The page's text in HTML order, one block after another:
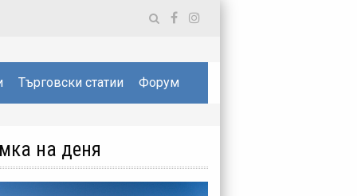
Търговски статии Форум
на деня